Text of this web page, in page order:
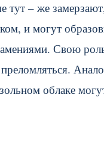
тут – же
и могут
Свою
облаке